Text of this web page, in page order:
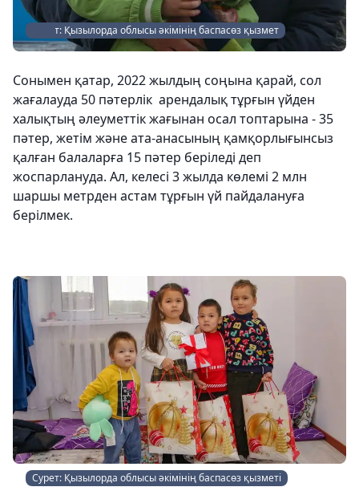
Сурет: Қызылорда облысы әкімінің баспасөз қызмет
Сонымен қатар, 2022 жылдың соңына қарай, сол
жағалауда 50 пәтерлік арендалық тұрғын үйден
халықтың әлеуметтік жағынан осал топтарына - 35
пәтер, жетім және ата-анасының қамқорлығынсыз
қалған балаларға 15 пәтер беріледі деп
жоспарлануда. Ал, келесі 3 жылда көлемі 2 млн
шаршы метрден астам тұрғын үй пайдалануға
берілмек.
Сурет: Қызылорда облысы әкімінің баспасөз қызметі